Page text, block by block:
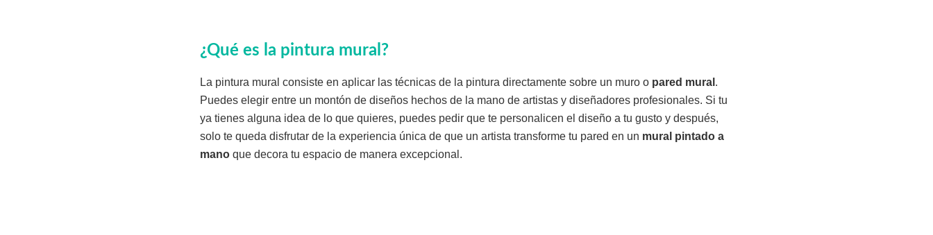
¿Qué es la pintura mural?
La pintura mural consiste en aplicar las técnicas de la pintura directamente sobre un muro o pared mural .
Puedes elegir entre un montón de diseños hechos de la mano de artistas y diseñadores profesionales. Si tu
ya tienes alguna idea de lo que quieres, puedes pedir que te personalicen el diseño a tu gusto y después,
solo te queda disfrutar de la experiencia única de que un artista transforme tu pared en un mural pintado a
mano que decora tu espacio de manera excepcional.